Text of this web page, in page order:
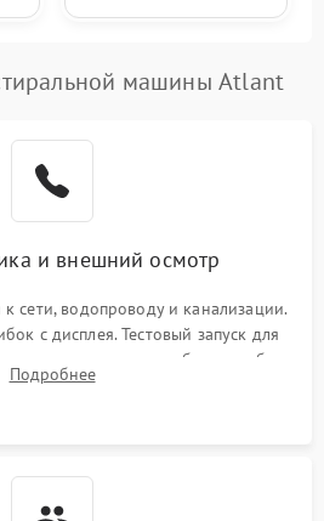
машины Atlant
и внешний осмотр
сети, водопроводу и канализации.
с дисплея. Тестовый запуск для
шумов, протечек или сбоев в работе
модуля управления.
Подробнее